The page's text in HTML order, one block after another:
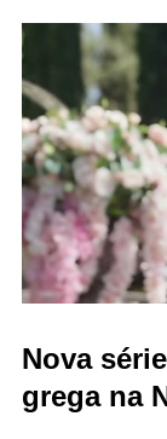
Nova
grega na